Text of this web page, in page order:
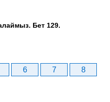
Бет 129.
6 7
8